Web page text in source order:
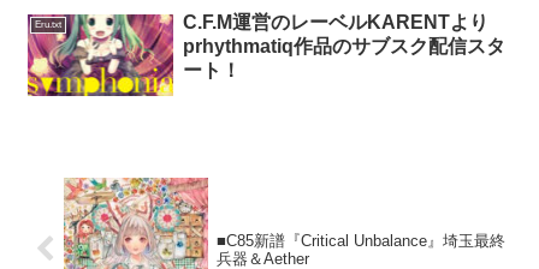
Eru.txt
C.F.M運営のレーベルKARENTより
prhythmatiq作品のサブスク配信スタ
ート！
■C85新譜『Critical Unbalance』埼玉最終
兵器＆Aether